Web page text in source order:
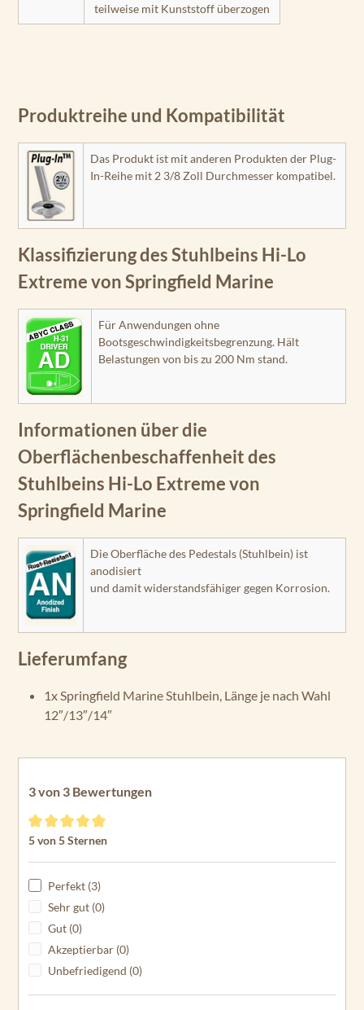
teilweise mit Kunststoff überzogen
Produktreihe und Kompatibilität
Das Produkt ist mit anderen Produkten der Plug-
In-Reihe mit 2 3/8 Zoll Durchmesser kompatibel.
Klassifizierung des Stuhlbeins Hi-Lo
Extreme von Springfield Marine
Für Anwendungen ohne
Bootsgeschwindigkeitsbegrenzung. Hält
Belastungen von bis zu 200 Nm stand.
Informationen über die
Oberflächenbeschaffenheit des
Stuhlbeins Hi-Lo Extreme von
Springfield Marine
Die Oberfläche des Pedestals (Stuhlbein) ist
anodisiert
und damit widerstandsfähiger gegen Korrosion.
Lieferumfang
1x Springfield Marine Stuhlbein, Länge je nach Wahl
12″/13″/14″
3 von 3 Bewertungen
Durchschnittliche Bewertung von 5 von 5 Sternen
5 von 5 Sternen
Perfekt (3)
Sehr gut (0)
Gut (0)
Akzeptierbar (0)
Unbefriedigend (0)